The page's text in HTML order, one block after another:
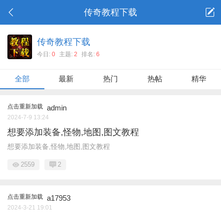
传奇教程下载
传奇教程下载
今日: 0 主题: 2 排名: 6
全部 最新 热门 热帖 精华
点击重新加载 admin
2024-7-9 13:24
想要添加装备,怪物,地图,图文教程
想要添加装备,怪物,地图,图文教程
2559 2
点击重新加载 a17953
2024-3-21 19:01